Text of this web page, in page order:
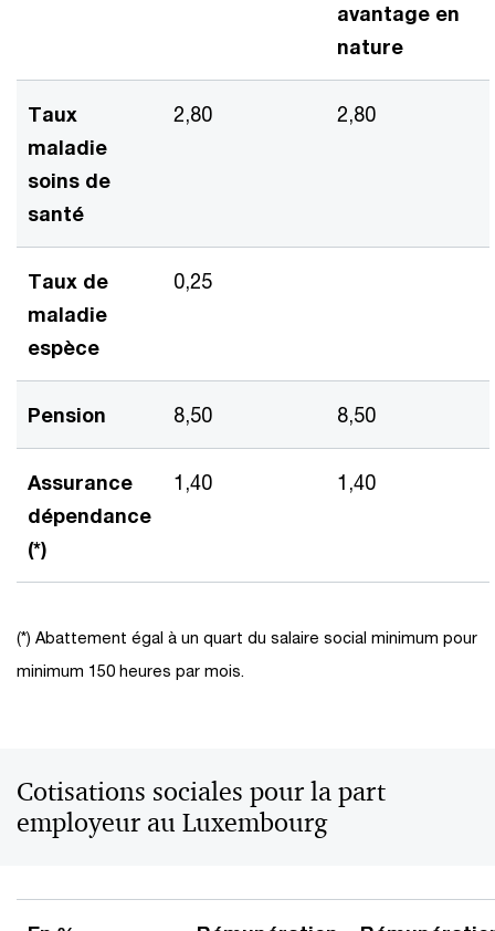
avantage en
nature
Taux
maladie
soins de
santé
2,80 2,80
Taux de
maladie
espèce
0,25
Pension 8,50 8,50
Assurance
dépendance
(*)
1,40 1,40
(*) Abattement égal à un quart du salaire social minimum pour
minimum 150 heures par mois.
Cotisations sociales pour la part
employeur au Luxembourg